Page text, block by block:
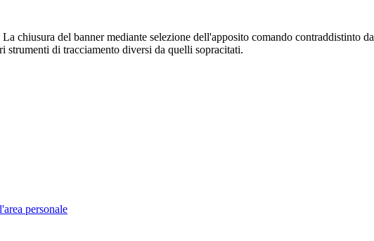
chiusura del banner mediante selezione dell'apposito comando contraddistinto
strumenti di tracciamento diversi da quelli sopracitati.
personale